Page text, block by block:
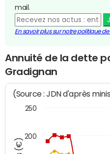
mail.
En savoir plus sur notre politique
Annuité de la dette
Gradignan
(Source : JDN d'après
200
250